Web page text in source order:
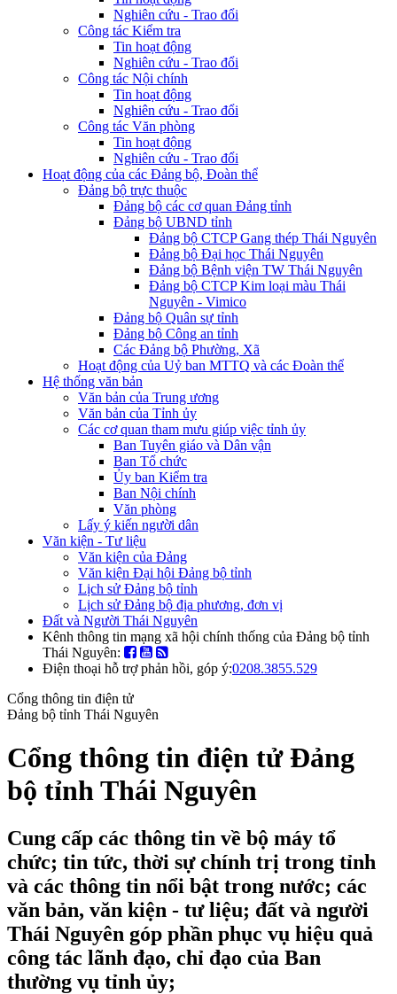
Nghiên cứu - Trao đổi
Công tác Kiểm tra
Tin hoạt động
Nghiên cứu - Trao đổi
Công tác Nội chính
Tin hoạt động
Nghiên cứu - Trao đổi
Công tác Văn phòng
Tin hoạt động
Nghiên cứu - Trao đổi
Hoạt động của các Đảng bộ, Đoàn thể
Đảng bộ trực thuộc
Đảng bộ các cơ quan Đảng tỉnh
Đảng bộ UBND tỉnh
Đảng bộ CTCP Gang thép Thái Nguyên
Đảng bộ Đại học Thái Nguyên
Đảng bộ Bệnh viện TW Thái Nguyên
Đảng bộ CTCP Kim loại màu Thái
Nguyên - Vimico
Đảng bộ Quân sự tỉnh
Đảng bộ Công an tỉnh
Các Đảng bộ Phường, Xã
Hoạt động của Uỷ ban MTTQ và các Đoàn thể
Hệ thống văn bản
Văn bản của Trung ương
Văn bản của Tỉnh ủy
Các cơ quan tham mưu giúp việc tỉnh ủy
Ban Tuyên giáo và Dân vận
Ban Tổ chức
Ủy ban Kiểm tra
Ban Nội chính
Văn phòng
Lấy ý kiến người dân
Văn kiện - Tư liệu
Văn kiện của Đảng
Văn kiện Đại hội Đảng bộ tỉnh
Lịch sử Đảng bộ tỉnh
Lịch sử Đảng bộ địa phương, đơn vị
Đất và Người Thái Nguyên
Kênh thông tin mạng xã hội chính thống của Đảng bộ tỉnh
Thái Nguyên:
Điện thoại hỗ trợ phản hồi, góp ý:0208.3855.529
Cổng thông tin điện tử
Đảng bộ tỉnh Thái Nguyên
Cổng thông tin điện tử Đảng
bộ tỉnh Thái Nguyên
Cung cấp các thông tin về bộ máy tổ
chức; tin tức, thời sự chính trị trong tỉnh
và các thông tin nổi bật trong nước; các
văn bản, văn kiện - tư liệu; đất và người
Thái Nguyên góp phần phục vụ hiệu quả
công tác lãnh đạo, chỉ đạo của Ban
thường vụ tỉnh ủy;